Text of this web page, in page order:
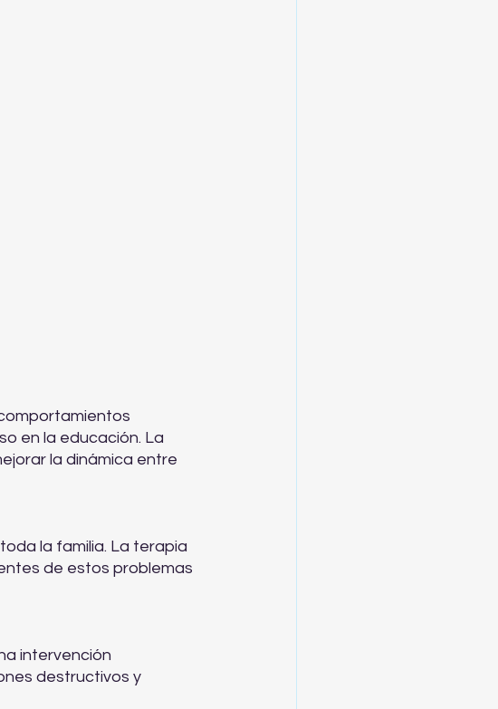
en la educación. La
la dinámica entre
la familia. La terapia
de estos problemas
destructivos y